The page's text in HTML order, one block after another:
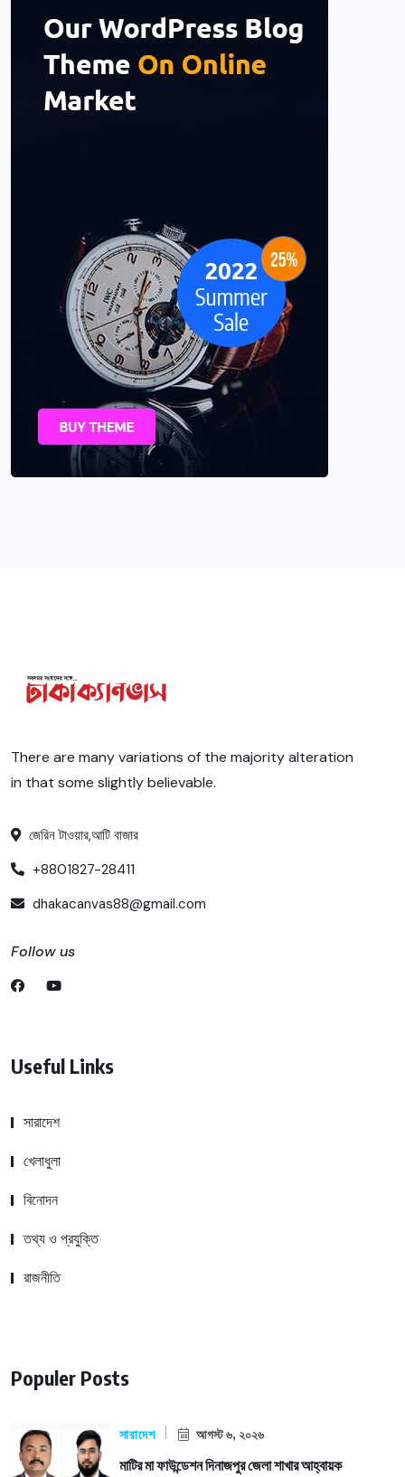
There are many variations of the majority alteration
in that some slightly believable.
জেরিন টাওয়ার,আটি বাজার
+8801827-28411
dhakacanvas88@gmail.com
Follow us
Useful Links
সারাদেশ
খেলাধুলা
বিনোদন
তথ্য ও প্রযুক্তি
রাজনীতি
Populer Posts
সারাদেশ আগস্ট ৬, ২০২৬
মাটির মা ফাউন্ডেশন দিনাজপুর জেলা শাখার আহ্বায়ক